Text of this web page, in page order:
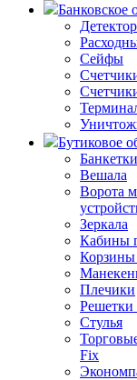
Банковское
Сейфы
Бутиковое
Банкетки
Вешала
Ворота
Зеркала
Кабины
Корзины
Плечики
Стулья
Fix